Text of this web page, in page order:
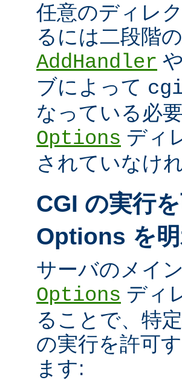
任意のディレ
るには二段階
AddHandler や
ブによって
なっている必
Options ディ
されていなけ
CGI の実行
Options を
サーバのメイ
Options ディ
ることで、特
の実行を許可
ます: